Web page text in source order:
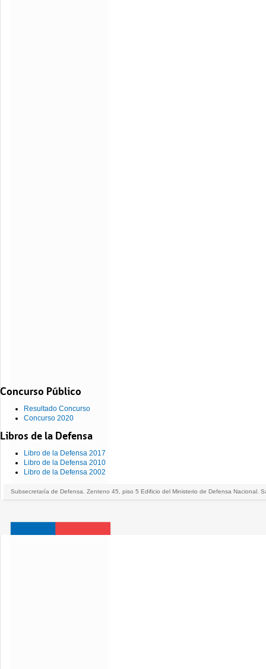
Concurso Público
Resultado Concurso
Concurso 2020
Libros de la Defensa
Libro de la Defensa 2017
Libro de la Defensa 2010
Libro de la Defensa 2002
Subsecretaría de Defensa. Zenteno 45, piso 5 Edificio del Ministerio de Defensa Nacional.